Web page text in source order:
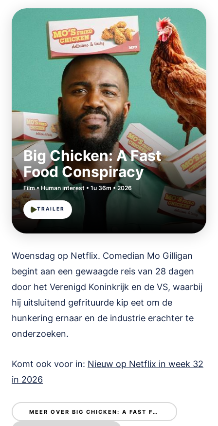
Big Chicken: A Fast
Food Conspiracy
Film • Human interest • 1u 36m • 2026
TRAILER
Woensdag op Netflix. Comedian Mo Gilligan
begint aan een gewaagde reis van 28 dagen
door het Verenigd Koninkrijk en de VS, waarbij
hij uitsluitend gefrituurde kip eet om de
hunkering ernaar en de industrie erachter te
onderzoeken.
Komt ook voor in: Nieuw op Netflix in week 32
in 2026
MEER OVER BIG CHICKEN: A FAST FOOD CONSPIRACY